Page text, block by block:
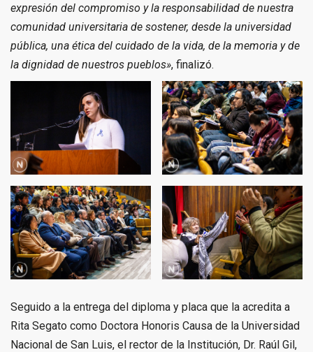
expresión del compromiso y la responsabilidad de nuestra
comunidad universitaria de sostener, desde la universidad
pública, una ética del cuidado de la vida, de la memoria y de
la dignidad de nuestros pueblos», finalizó.
Seguido a la entrega del diploma y placa que la acredita a
Rita Segato como Doctora Honoris Causa de la Universidad
Nacional de San Luis, el rector de la Institución, Dr. Raúl Gil,